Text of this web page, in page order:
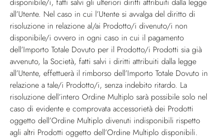
disponibile/i, fatti salvi gli ulteriori diritti attribuiti dalla legge
all’Utente. Nel caso in cui l’Utente si avvalga del diritto di
risoluzione in relazione al/ai Prodotto/i divenuto/i non
disponibile/i ovvero in ogni caso in cui il pagamento
dell’Importo Totale Dovuto per il Prodotto/i Prodotti sia già
avvenuto, la Società, fatti salvi i diritti attribuiti dalla legge
all’Utente, effettuerà il rimborso dell’Importo Totale Dovuto in
relazione a tale/i Prodotto/i, senza indebito ritardo. La
risoluzione dell’intero Ordine Multiplo sarà possibile solo nel
caso di evidente e comprovata accessorietà dei Prodotti
oggetto dell’Ordine Multiplo divenuti indisponibili rispetto
agli altri Prodotti oggetto dell’Ordine Multiplo disponibili.